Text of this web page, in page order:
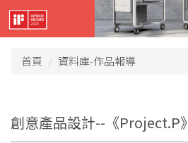
區
首頁 資料庫-作品報導
創意產品設計--《Project.P》